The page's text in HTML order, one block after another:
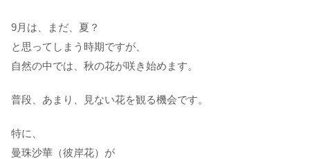
9月は、まだ、夏？
と思ってしまう時期ですが、
自然の中では、秋の花が咲き始めます。
普段、あまり、見ない花を観る機会です。
特に、
曼珠沙華（彼岸花）が